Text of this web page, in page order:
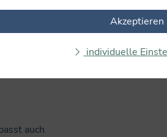
auch
Akzeptieren
individuelle